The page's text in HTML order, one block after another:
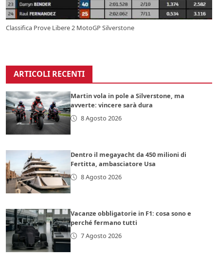
Classifica Prove Libere 2 MotoGP Silverstone
ARTICOLI RECENTI
Martin vola in pole a Silverstone, ma
avverte: vincere sarà dura
8 Agosto 2026
Dentro il megayacht da 450 milioni di
Fertitta, ambasciatore Usa
8 Agosto 2026
Vacanze obbligatorie in F1: cosa sono e
perché fermano tutti
7 Agosto 2026